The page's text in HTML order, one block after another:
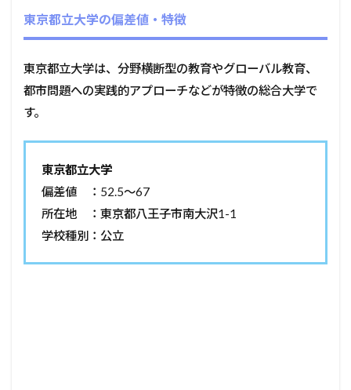
東京都立大学の偏差値・特徴
東京都立大学は、分野横断型の教育やグローバル教育、
都市問題への実践的アプローチなどが特徴の総合大学で
す。
東京都立大学
偏差値 ：52.5～67
所在地 ：東京都八王子市南大沢1-1
学校種別：公立